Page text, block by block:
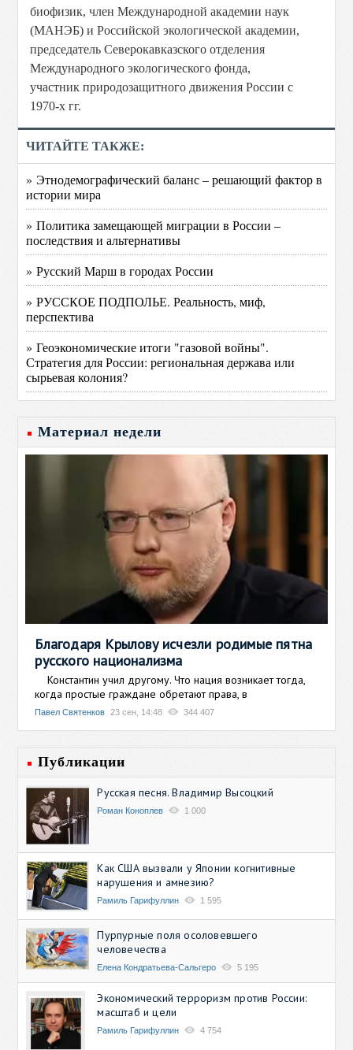
биофизик, член Международной академии наук
(МАНЭБ) и Российской экологической академии,
председатель Северокавказского отделения
Международного экологического фонда,
участник природозащитного движения России с
1970-х гг.
ЧИТАЙТЕ ТАКЖЕ:
» Этнодемографический баланс – решающий фактор в
истории мира
» Политика замещающей миграции в России –
последствия и альтернативы
» Русский Марш в городах России
» РУССКОЕ ПОДПОЛЬЕ. Реальность, миф,
перспектива
» Геоэкономические итоги "газовой войны".
Стратегия для России: региональная держава или
сырьевая колония?
Материал недели
Благодаря Крылову исчезли родимые пятна
русского национализма
Константин учил другому. Что нация возникает тогда,
когда простые граждане обретают права, в
Павел Святенков 23 сен, 14:48 344 407
Публикации
Русская песня. Владимир Высоцкий
Роман Коноплев 1 000
Как США вызвали у Японии когнитивные
нарушения и амнезию?
Рамиль Гарифуллин 1 595
Пурпурные поля осоловевшего
человечества
Елена Кондратьева-Сальгеро 5 195
Экономический терроризм против России:
масштаб и цели
Рамиль Гарифуллин 4 754